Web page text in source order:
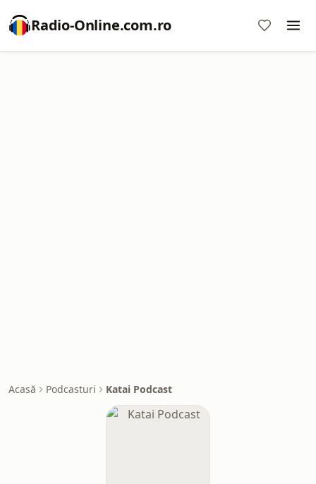
Radio-Online.com.ro
Acasă Podcasturi Katai Podcast